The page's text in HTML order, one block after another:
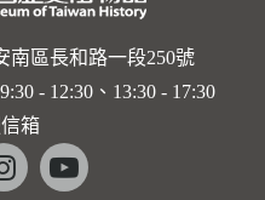
南區長和路一段250號
- 12:30、13:30 - 17:30
箱
instagramyoutube